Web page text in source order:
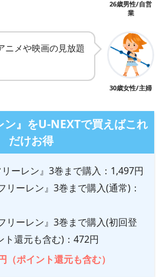
26歳男性/自営
業
ニメや映画の見放題
30歳女性/主婦
ン』をU-NEXTで買えばこれ
だけお得
ーレン』3巻まで購入：1,497円
リーレン』3巻まで購入(通常)：
リーレン』3巻まで購入(初回登
ト還元も含む)：472円
（ポイント還元も含む）